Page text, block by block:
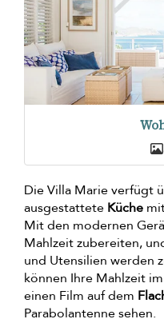
Die Villa Marie verfügt
ausgestattete Küche
Mit den modernen
Mahlzeit zubereiten,
und Utensilien werden
können Ihre Mahlzeit
einen Film auf dem
Parabolantenne sehen.